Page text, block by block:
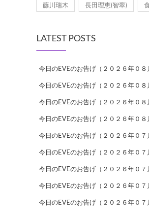
藤川瑞木 長田理恵(智翠)
LATEST POSTS
今日のEVEのお告げ（２０２６年０８
今日のEVEのお告げ（２０２６年０８
今日のEVEのお告げ（２０２６年０８
今日のEVEのお告げ（２０２６年０８
今日のEVEのお告げ（２０２６年０７
今日のEVEのお告げ（２０２６年０７
今日のEVEのお告げ（２０２６年０７
今日のEVEのお告げ（２０２６年０７
今日のEVEのお告げ（２０２６年０７